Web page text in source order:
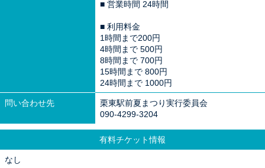
■ 営業時間 24時間
■ 利用料金
1時間まで200円
4時間まで 500円
8時間まで 700円
15時間まで 800円
24時間まで 1000円
問い合わせ先
栗東駅前夏まつり実行委員会
090-4299-3204
有料チケット情報
なし